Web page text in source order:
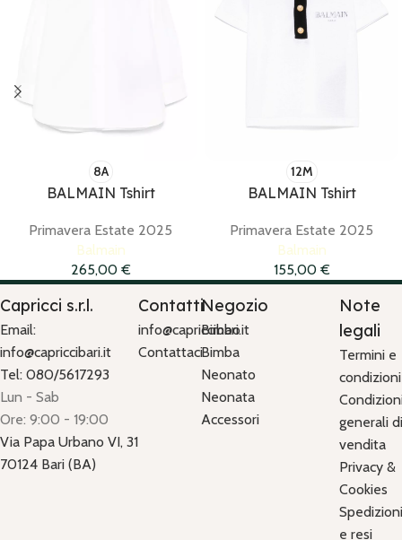
8A
BALMAIN Tshirt
Primavera Estate 2025
Balmain
265,00 €
12M
BALMAIN Tshirt
Primavera Estate 2025
Balmain
155,00 €
Capricci s.r.l.
Email:
info@capriccibari.it
Tel: 080/5617293
Lun - Sab
Ore: 9:00 - 19:00
Via Papa Urbano VI, 31
70124 Bari (BA)
Contatti
info@capriccibari.it
Contattaci
Negozio
Bimbo
Bimba
Neonato
Neonata
Accessori
Note
legali
Termini e
condizioni
generali
vendita
Privacy &
Cookies
e resi